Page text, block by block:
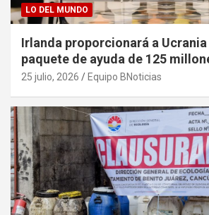
LO DEL MUNDO
Irlanda proporcionará a Ucrania
paquete de ayuda de 125
25 julio, 2026 Equipo BNoticias